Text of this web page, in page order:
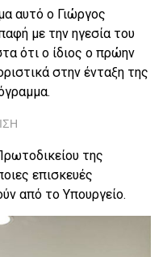
αυτό ο Γιώργος
με την ηγεσία του
ότι ο ίδιος ο πρώην
στην ένταξη της
της
επισκευές
από το Υπουργείο.